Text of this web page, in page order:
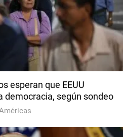
esperan que EEUU
democracia, según sondeo